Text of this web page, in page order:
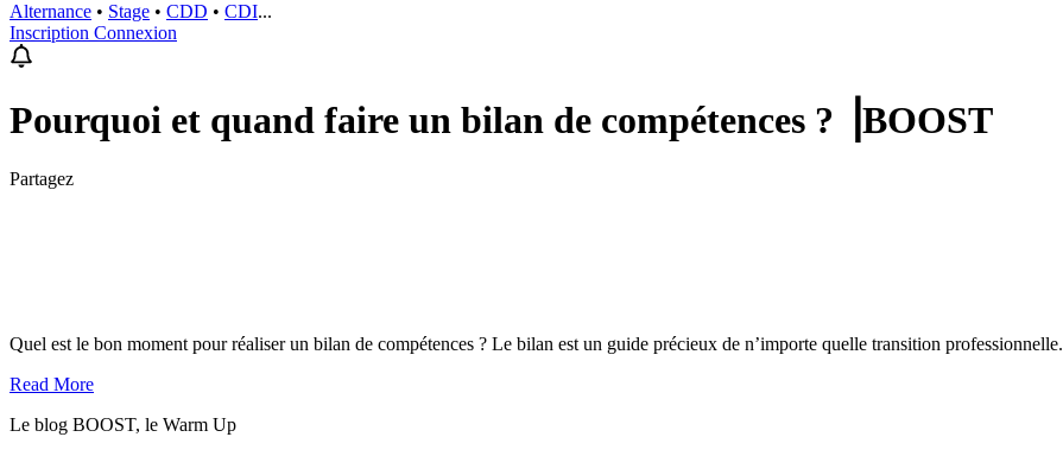
Alternance • Stage • CDD • CDI...
Inscription Connexion
Pourquoi et quand faire un bilan de compétences ? ⎟BOOST
Partagez
Quel est le bon moment pour réaliser un bilan de compétences ? Le bilan est un guide précieux de n’importe quelle transition professionnelle.
Read More
Le blog BOOST, le Warm Up